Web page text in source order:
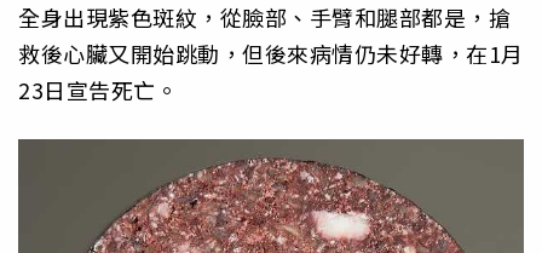
全身出現紫色斑紋，從臉部、手臂和腿部都是，搶
救後心臟又開始跳動，但後來病情仍未好轉，在1月
23日宣告死亡。